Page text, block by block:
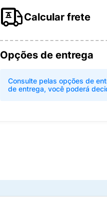
Calcular frete
Opções de entrega
Consulte pelas opções de
de entrega, você poderá